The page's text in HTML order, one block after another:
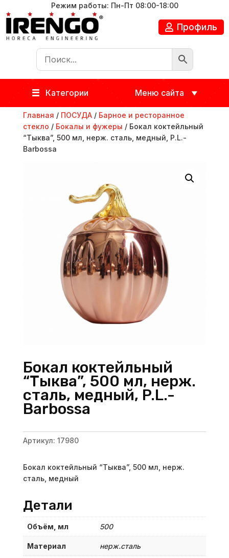
Режим работы: Пн-Пт 08:00-18:00
Профиль
Категории Меню сайта
Главная / ПОСУДА/ Барное и ресторанное
стекло / Бокалы и фужеры / Бокал коктейльный
“Тыква”, 500 мл, нерж. сталь, медный, P.L.-
Barbossa
Бокал коктейльный
“Тыква”, 500 мл, нерж.
сталь, медный, P.L.-
Barbossa
Артикул: 17980
Бокал коктейльный “Тыква”, 500 мл, нерж.
сталь, медный
Детали
Объём, мл 500
Материал нерж.сталь